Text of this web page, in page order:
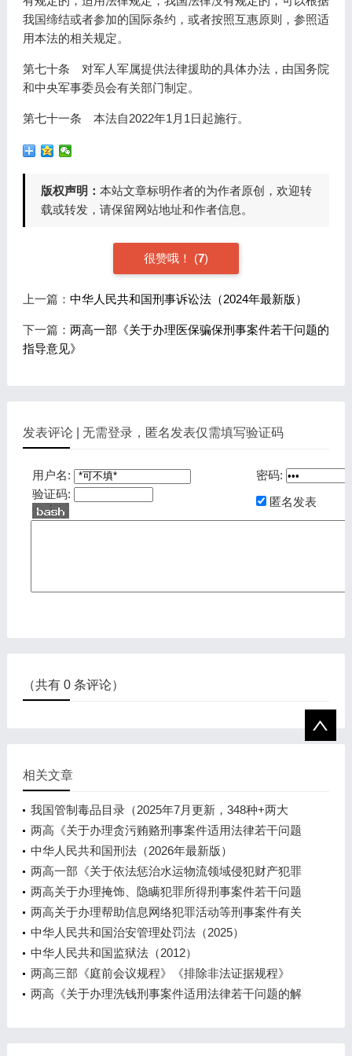
我国缔结或者参加的国际条约，或者按照互惠原则，参照适
用本法的相关规定。
第七十条 对军人军属提供法律援助的具体办法，由国务院
和中央军事委员会有关部门制定。
第七十一条 本法自2022年1月1日起施行。
版权声明： 本站文章标明作者的为作者原创，欢迎转
载或转发，请保留网站地址和作者信息。
很赞哦！ (7)
上一篇： 中华人民共和国刑事诉讼法（2024年最新版）
下一篇： 两高一部《关于办理医保骗保刑事案件若干问题的
指导意见》
发表评论 | 无需登录，匿名发表仅需填写验证码
用户名:
密码:
验证码:
匿名发表
（共有 0条评论）
相关文章
我国管制毒品目录（2025年7月更新，348种+两大
类）
两高《关于办理贪污贿赂刑事案件适用法律若干问题
的解释（二）》（2026）
中华人民共和国刑法（2026年最新版）
两高一部《关于依法惩治水运物流领域侵犯财产犯罪
的指导意见》（2026）
两高关于办理掩饰、隐瞒犯罪所得刑事案件若干问题
的解释（2025）
两高关于办理帮助信息网络犯罪活动等刑事案件有关
问题的意见（2005）
中华人民共和国治安管理处罚法（2025）
中华人民共和国监狱法（2012）
两高三部《庭前会议规程》《排除非法证据规程》
两高《关于办理洗钱刑事案件适用法律若干问题的解